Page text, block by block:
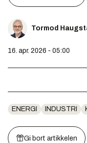
Tormod
16. apr. 2026 - 05:00
ENERGI INDUSTRI
Gi bort artikkelen